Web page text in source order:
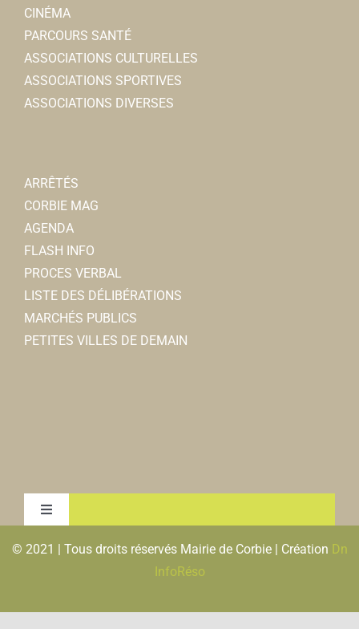
CINÉMA
PARCOURS SANTÉ
ASSOCIATIONS CULTURELLES
ASSOCIATIONS SPORTIVES
ASSOCIATIONS DIVERSES
ARRÊTÉS
CORBIE MAG
AGENDA
FLASH INFO
PROCES VERBAL
LISTE DES DÉLIBÉRATIONS
MARCHÉS PUBLICS
PETITES VILLES DE DEMAIN
Toggle
MENTIONS LEGALES & RGPD
© 2021 | Tous droits réservés Mairie de Corbie | Création Dn
InfoRéso